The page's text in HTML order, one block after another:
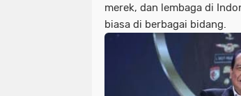
merek, dan lembaga di
biasa di berbagai bidang.